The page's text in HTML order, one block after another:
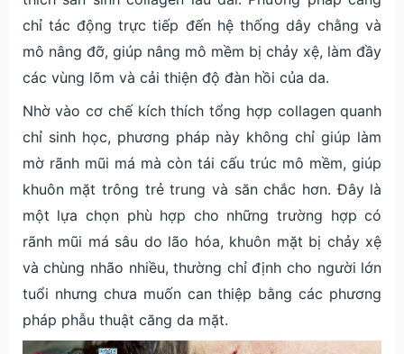
chỉ tác động trực tiếp đến hệ thống dây chằng và
mô nâng đỡ, giúp nâng mô mềm bị chảy xệ, làm đầy
các vùng lõm và cải thiện độ đàn hồi của da.
Nhờ vào cơ chế kích thích tổng hợp collagen quanh
chỉ sinh học, phương pháp này không chỉ giúp làm
mờ rãnh mũi má mà còn tái cấu trúc mô mềm, giúp
khuôn mặt trông trẻ trung và săn chắc hơn. Đây là
một lựa chọn phù hợp cho những trường hợp có
rãnh mũi má sâu do lão hóa, khuôn mặt bị chảy xệ
và chùng nhão nhiều, thường chỉ định cho người lớn
tuổi nhưng chưa muốn can thiệp bằng các phương
pháp phẫu thuật căng da mặt.